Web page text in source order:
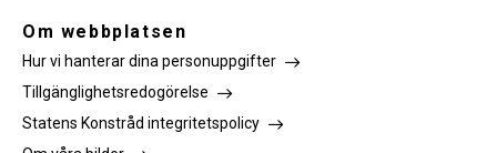
Om webbplatsen
Hur vi hanterar dina personuppgifter
Tillgänglighetsredogörelse
Statens Konstråd integritetspolicy